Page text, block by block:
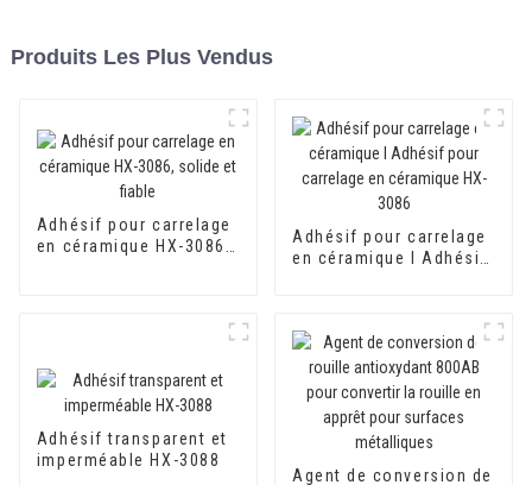
Produits Les Plus Vendus
Adhésif pour carrelage
en céramique HX-3086,
Adhésif pour carrelage
en céramique I Adhésif
Adhésif transparent et
imperméable HX-3088
Agent de conversion de